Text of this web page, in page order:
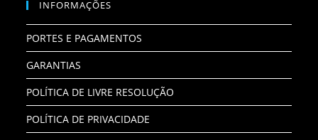
INFORMAÇÕES
PORTES E PAGAMENTOS
GARANTIAS
POLÍTICA DE LIVRE RESOLUÇÃO
POLÍTICA DE PRIVACIDADE